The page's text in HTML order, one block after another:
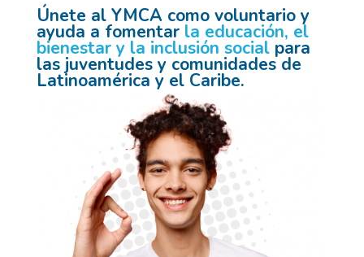
Únete al YMCA como voluntario y
ayuda a fomentarla educación, el
bienestar y la inclusión socialpara
las juventudes y comunidades de
Latinoamérica y el Caribe.